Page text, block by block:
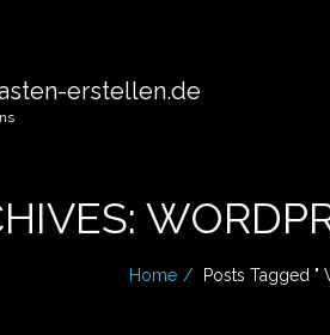
erstellen.de
Home Posts Tagged "